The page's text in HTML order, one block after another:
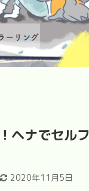
ヘナでセル
2020年11月5日